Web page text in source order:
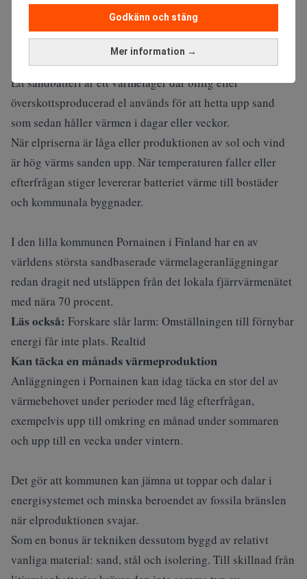
Mer information →
Godkänn och stäng
Ett sandbatteri är ett värmelager där billig eller
överskottsproducerad el används för att hetta upp sand
som sedan håller värmen i dagar eller veckor.
När elpriserna är låga eller produktionen av sol och vind
är hög värms sanden upp. När temperaturen faller eller
efterfrågan stiger levererar batteriet värme till bostäder
och kommunala byggnader.
I den lilla kommunen Pornainen i Finland har en av
världens största sandbaserade värmelageranläggningar
redan dragit ned utsläppen från det lokala fjärrvärmenätet
med nära 70 procent.
Läs också: Forskare slår larm: Omställningen till förnybar
energi får inte plats. Realtid
Kan täcka en månads värmeproduktion
Anläggningen i Pornainen kan idag täcka en stor del av
värmebehovet under perioder med låg efterfrågan,
exempelvis upp till omkring en månad under sommaren
och upp till en vecka under vintern.
Det gör att kommunen kan jämna ut toppar och dalar i
energisystemet och minska beroendet av fossila bränslen
när elproduktionen svajar.
Som en bonus är tekniken dessutom byggd av relativt
vanliga material: sand, stål och isolering. Till skillnad från